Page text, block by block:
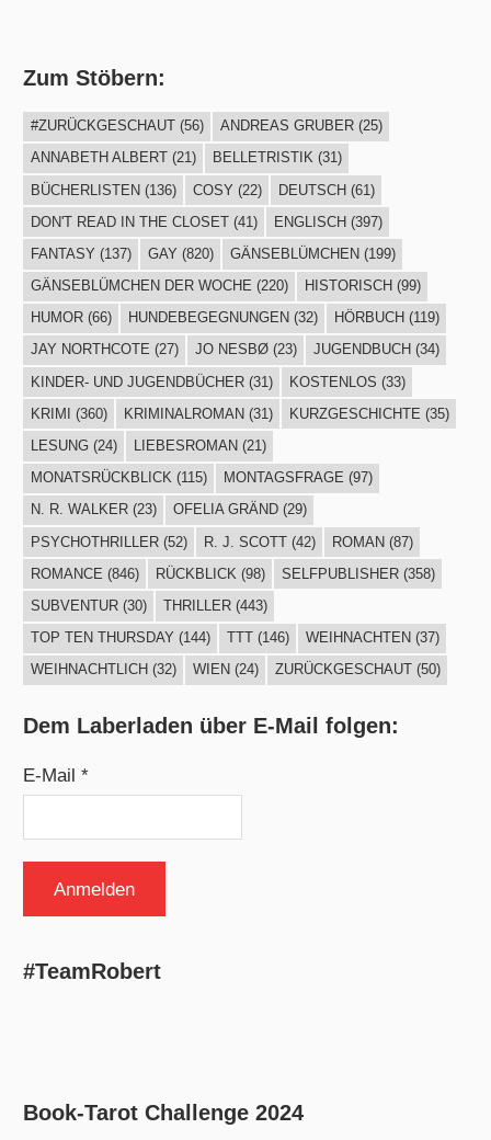
Zum Stöbern:
#ZURÜCKGESCHAUT(56) ANDREAS GRUBER(25)
ANNABETH ALBERT(21) BELLETRISTIK(31)
BÜCHERLISTEN(136) COSY (22) DEUTSCH(61)
DON'T READ IN THE CLOSET(41) ENGLISCH(397)
FANTASY (137) GAY (820) GÄNSEBLÜMCHEN (199)
GÄNSEBLÜMCHEN DER WOCHE (220) HISTORISCH (99)
HUMOR(66) HUNDEBEGEGNUNGEN (32) HÖRBUCH (119)
JAY NORTHCOTE (27) JO NESBØ(23) JUGENDBUCH (34)
KINDER- UND JUGENDBÜCHER(31) KOSTENLOS (33)
KRIMI
(360) KRIMINALROMAN (31) KURZGESCHICHTE (35)
LESUNG(24) LIEBESROMAN (21)
MONATSRÜCKBLICK(115) MONTAGSFRAGE (97)
N. R. WALKER(23) OFELIA GRÄND(29)
PSYCHOTHRILLER(52) R. J. SCOTT(42) ROMAN(87)
ROMANCE (846) RÜCKBLICK (98) SELFPUBLISHER(358)
SUBVENTUR(30) THRILLER(443)
TOP TEN THURSDAY (144) TTT(146) WEIHNACHTEN (37)
WEIHNACHTLICH (32) WIEN (24) ZURÜCKGESCHAUT(50)
Dem Laberladen über E-Mail folgen:
E-Mail *
#TeamRobert
Book-Tarot Challenge 2024